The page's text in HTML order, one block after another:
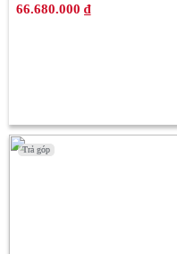
66.680.000 ₫
Trả góp
Trả góp